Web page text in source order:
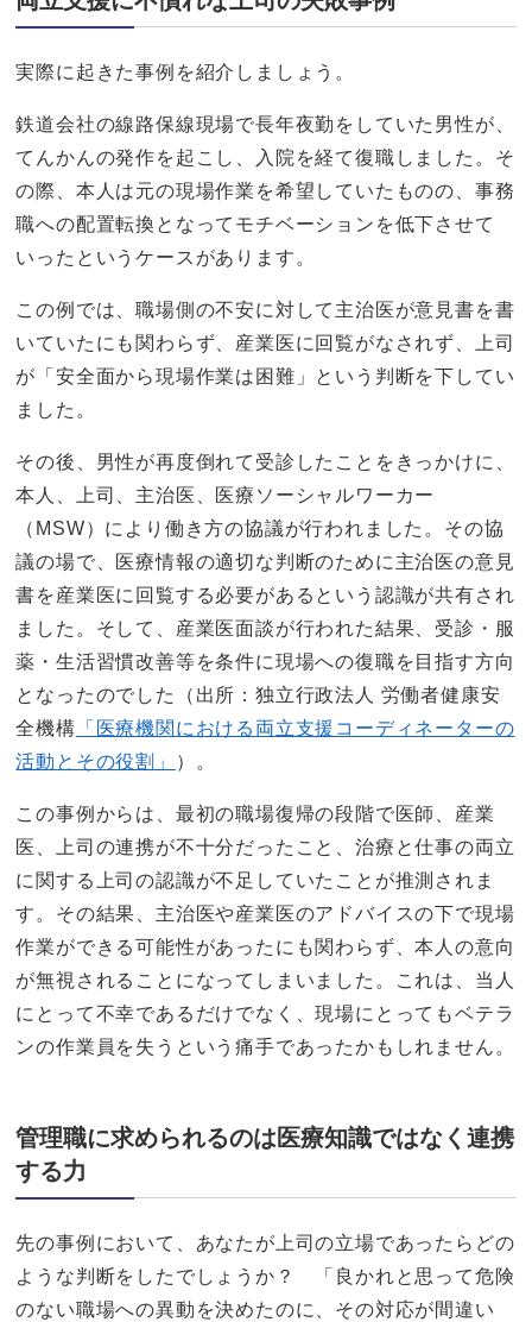
実際に起きた事例を紹介しましょう。
鉄道会社の線路保線現場で長年夜勤をしていた男性が、
てんかんの発作を起こし、入院を経て復職しました。そ
の際、本人は元の現場作業を希望していたものの、事務
職への配置転換となってモチベーションを低下させて
いったというケースがあります。
この例では、職場側の不安に対して主治医が意見書を書
いていたにも関わらず、産業医に回覧がなされず、上司
が「安全面から現場作業は困難」という判断を下してい
ました。
その後、男性が再度倒れて受診したことをきっかけに、
本人、上司、主治医、医療ソーシャルワーカー
（MSW）により働き方の協議が行われました。その協
議の場で、医療情報の適切な判断のために主治医の意見
書を産業医に回覧する必要があるという認識が共有され
ました。そして、産業医面談が行われた結果、受診・服
薬・生活習慣改善等を条件に現場への復職を目指す方向
となったのでした（出所：独立行政法人 労働者健康安
全機構 「医療機関における両立支援コーディネーターの
活動とその役割」
）。
この事例からは、最初の職場復帰の段階で医師、産業
医、上司の連携が不十分だったこと、治療と仕事の両立
に関する上司の認識が不足していたことが推測されま
す。その結果、主治医や産業医のアドバイスの下で現場
作業ができる可能性があったにも関わらず、本人の意向
が無視されることになってしまいました。これは、当人
にとって不幸であるだけでなく、現場にとってもベテラ
ンの作業員を失うという痛手であったかもしれません。
管理職に求められるのは医療知識ではなく連携
する力
先の事例において、あなたが上司の立場であったらどの
ような判断をしたでしょうか？ 「良かれと思って危険
のない職場への異動を決めたのに、その対応が間違い